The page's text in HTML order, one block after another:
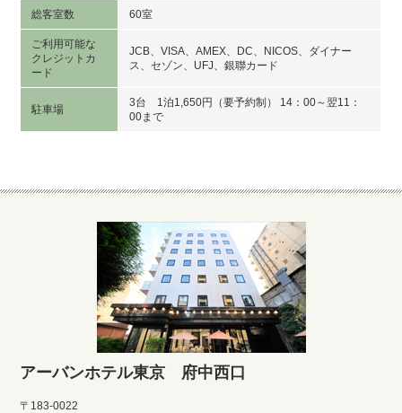
総客室数 60室
ご利用可能な
クレジットカ
ード
JCB、VISA、AMEX、DC、NICOS、ダイナー
ス、セゾン、UFJ、銀聯カード
駐車場
3台 1泊1,650円（要予約制） 14：00～翌11：
00まで
アーバンホテル東京 府中西口
〒183-0022